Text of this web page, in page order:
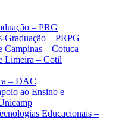
– PRG
Graduação – PRPG
Campinas – Cotuca
Limeira – Cotil
– DAC
ao Ensino e
Educacionais –